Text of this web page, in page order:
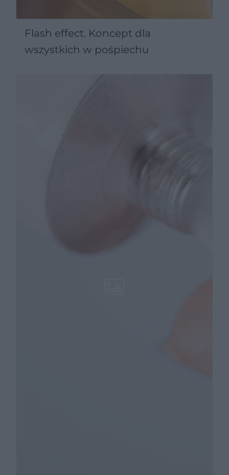
Flash effect. Koncept dla
wszystkich w pośpiechu